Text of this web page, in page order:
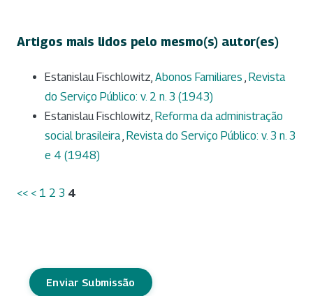
Artigos mais lidos pelo mesmo(s) autor(es)
Estanislau Fischlowitz, Abonos Familiares , Revista
do Serviço Público: v. 2 n. 3 (1943)
Estanislau Fischlowitz, Reforma da administração
social brasileira, Revista do Serviço Público: v. 3 n. 3
e 4 (1948)
<< < 1 2 3 4
Enviar Submissão